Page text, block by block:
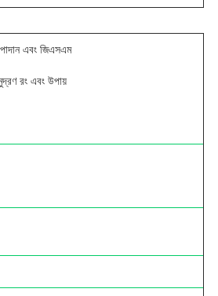
এবং জিএসএম
রং এবং উপায়